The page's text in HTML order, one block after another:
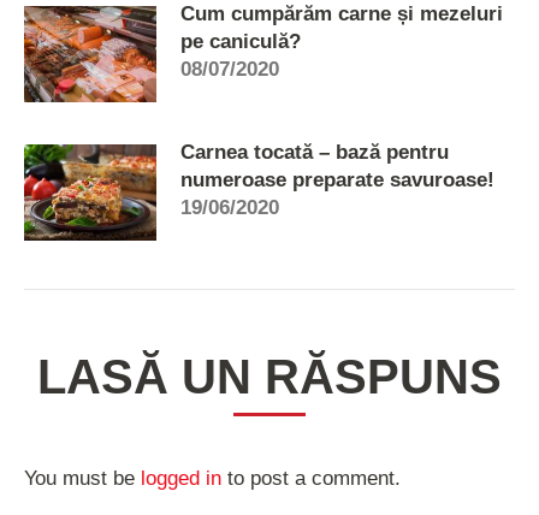
Cum cumpărăm carne și mezeluri
pe caniculă?
08/07/2020
Carnea tocată – bază pentru
numeroase preparate savuroase!
19/06/2020
LASĂ UN RĂSPUNS
You must be logged in to post a comment.